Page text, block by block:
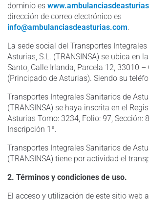
dominio es
dirección de correo electrónico es
info@ambulanciasdeasturias.com.
La sede social del Transportes
Asturias, S.L. (TRANSINSA) se ubica en
Santo, Calle Irlanda, Parcela 12, 33010 –
(Principado de Asturias). Siendo su
Transportes Integrales Sanitarios de
(TRANSINSA) se haya inscrita en el
Asturias Tomo: 3234, Folio: 97, Sección:
Inscripción 1ª.
Transportes Integrales Sanitarios de
(TRANSINSA) tiene por actividad el
2. Términos y condiciones de uso.
El acceso y utilización de este sitio web